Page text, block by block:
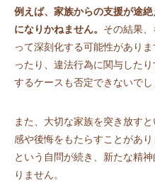
例えば、家族からの支援が途
になりかねません。 その結果
って深刻化する可能性があり
ったり、違法行為に関与した
するケースも否定できないでし
また、大切な家族を突き放す
感や後悔をもたらすことがあ
という自問が続き、新たな精
りません。